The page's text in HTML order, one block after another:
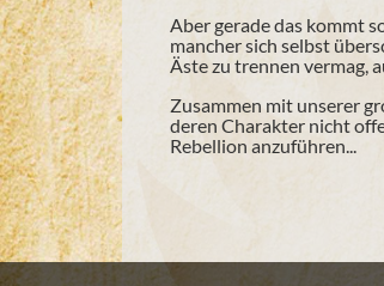
Aber gerade das kommt
mancher sich selbst
Äste zu trennen vermag,
Zusammen mit unserer
deren Charakter nicht
Rebellion anzuführen...